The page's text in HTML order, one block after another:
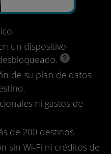
un dispositivo
de su plan de datos
ni gastos de
de 200 destinos.
sin Wi-Fi ni créditos de